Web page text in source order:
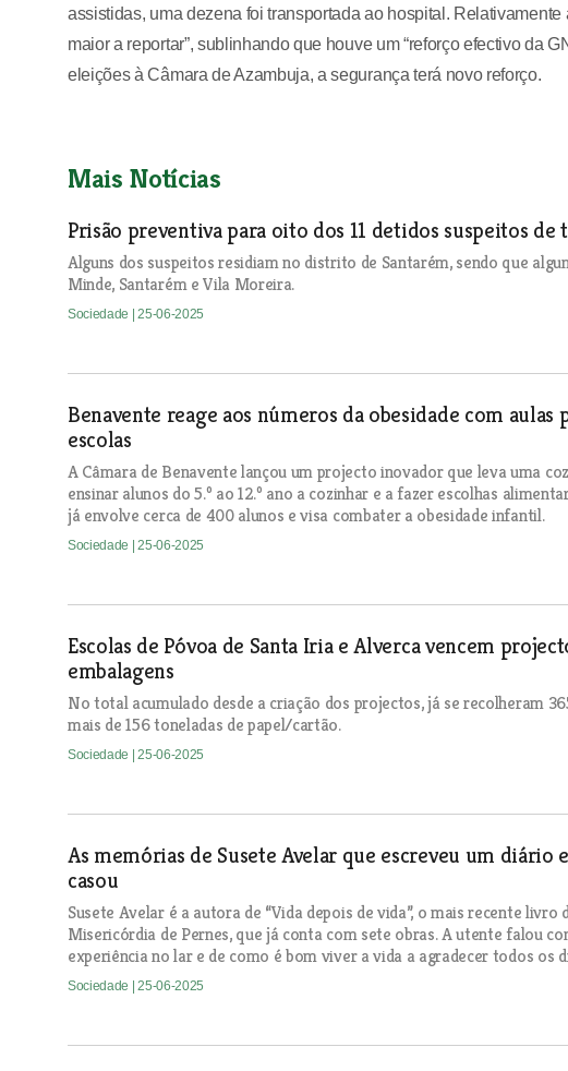
assistidas, uma dezena foi transportada ao hospital.
maior a reportar”, sublinhando que houve um “reforço efectivo da
eleições à Câmara de Azambuja, a segurança terá novo reforço.
Mais Notícias
Prisão preventiva para oito dos 11 detidos suspeitos
Alguns dos suspeitos residiam no distrito de Santarém, sendo que
Minde, Santarém e Vila Moreira.
Sociedade | 25-06-2025
Benavente reage aos números da obesidade com aulas
escolas
A Câmara de Benavente lançou um projecto inovador que leva uma
ensinar alunos do 5.º ao 12.º ano a cozinhar e a fazer escolhas
já envolve cerca de 400 alunos e visa combater a obesidade infantil.
Sociedade | 25-06-2025
Escolas de Póvoa de Santa Iria e Alverca vencem
embalagens
No total acumulado desde a criação dos projectos, já se recolheram
mais de 156 toneladas de papel/cartão.
Sociedade | 25-06-2025
As memórias de Susete Avelar que escreveu um diário
casou
Susete Avelar é a autora de “Vida depois de vida”, o mais recente livro
Misericórdia de Pernes, que já conta com sete obras. A utente falou
experiência no lar e de como é bom viver a vida a agradecer todos os
Sociedade | 25-06-2025